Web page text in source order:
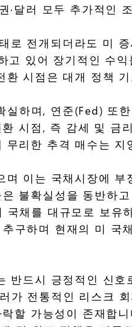
달러 모두 추가적인
전개되더라도 미
있어 장기적인 수
시점은 대개 정책
하며, 연준(Fed) 또
시점, 즉 감세 및 금
리한 추격 매수는
이는 국채시장에
불확실성을 동반하
채를 대규모로 보유
구하며 현재의 미 국
드시 긍정적인 신
전통적인 리스크
가능성이 존재합